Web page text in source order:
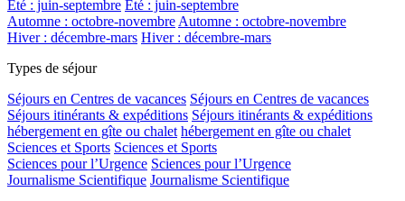
Été : juin-septembre Été : juin-septembre
Automne : octobre-novembre Automne : octobre-novembre
Hiver : décembre-mars Hiver : décembre-mars
Types de séjour
Séjours en Centres de vacances Séjours en Centres de vacances
Séjours itinérants & expéditions Séjours itinérants & expéditions
hébergement en gîte ou chalet hébergement en gîte ou chalet
Sciences et Sports Sciences et Sports
Sciences pour l’Urgence Sciences pour l’Urgence
Journalisme Scientifique Journalisme Scientifique